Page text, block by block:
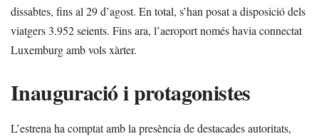
dissabtes, fins al 29 d’agost. En total, s’han posat a disposició dels
viatgers 3.952 seients. Fins ara, l’aeroport només havia connectat
Luxemburg amb vols xàrter.
Inauguració i protagonistes
L’estrena ha comptat amb la presència de destacades autoritats,